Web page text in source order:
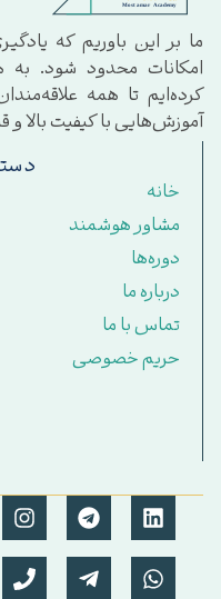
بر این باوریم که یادگیری
محدود شود. به
تا همه
با کیفیت بالا و
خانه
مشاور هوشمند
دوره‌ها
درباره ما
تماس با ما
حریم خصوصی